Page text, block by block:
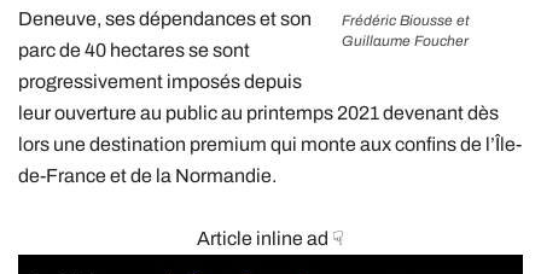
Frédéric Biousse et
Guillaume Foucher
Deneuve, ses dépendances et son
parc de 40 hectares se sont
progressivement imposés depuis
leur ouverture au public au printemps 2021 devenant dès
lors une destination premium qui monte aux confins de l’Île-
de-France et de la Normandie.
Article inline ad ☟